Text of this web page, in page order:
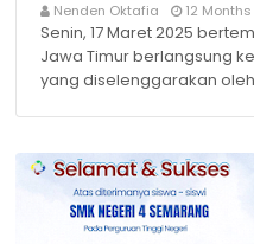
Nenden Oktafia 12
Senin, 17 Maret 2025
Jawa Timur berlangsung
yang diselenggarakan